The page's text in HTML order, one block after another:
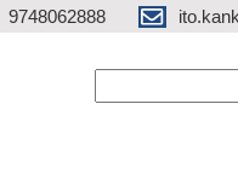
9748062888